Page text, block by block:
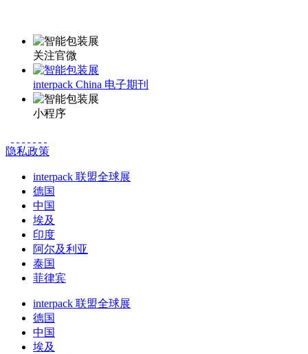
关注官微
interpack China 电子期刊
小程序
隐私政策
interpack 联盟全球展
德国
中国
埃及
印度
阿尔及利亚
泰国
菲律宾
interpack 联盟全球展
德国
中国
埃及